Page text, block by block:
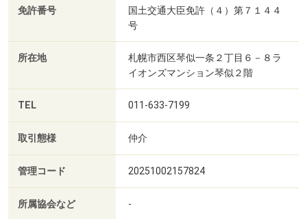
免許番号
国土交通大臣免許（４）第７１４４
号
所在地
札幌市西区琴似一条２丁目６－８ラ
イオンズマンション琴似２階
TEL 011-633-7199
取引態様 仲介
管理コード 20251002157824
所属協会など -